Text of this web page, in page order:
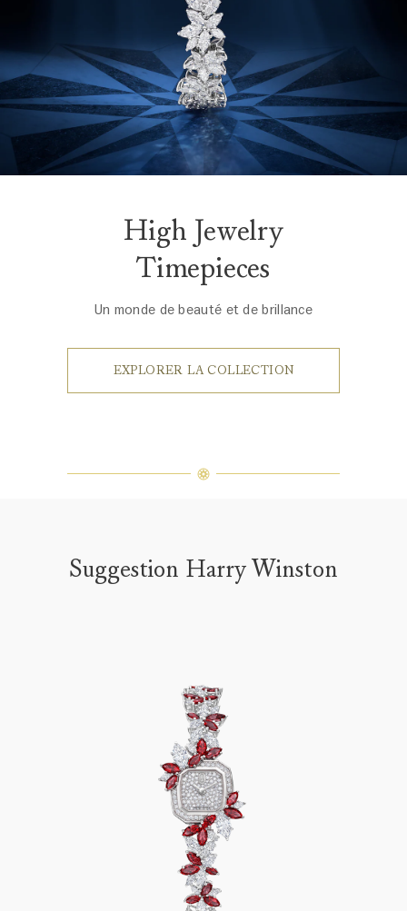
High Jewelry
Timepieces
Un monde de beauté et de brillance
EXPLORER LA COLLECTION
Suggestion Harry Winston